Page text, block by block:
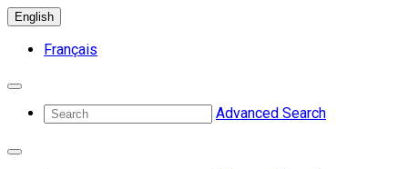
English
Français
Advanced Search